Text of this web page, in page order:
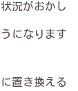
況がおかし
になります
置き換える